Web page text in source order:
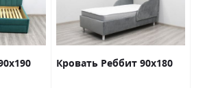
Кровать Реббит 90х180